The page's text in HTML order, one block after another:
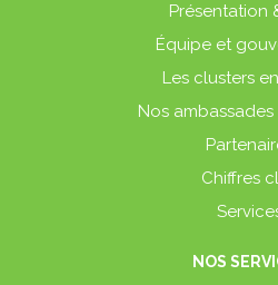
Présentation
Équipe et
Les clusters
Nos
Chiffres
NOS